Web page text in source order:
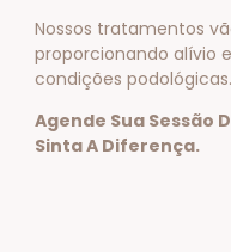
Nossos tratamentos
proporcionando alívio
condições podológicas.
Agende Sua Sessão
Sinta A Diferença.